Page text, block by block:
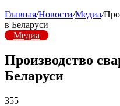
Главная/Новости/Медиа/
в Беларуси
Медиа
Производство
Беларуси
355